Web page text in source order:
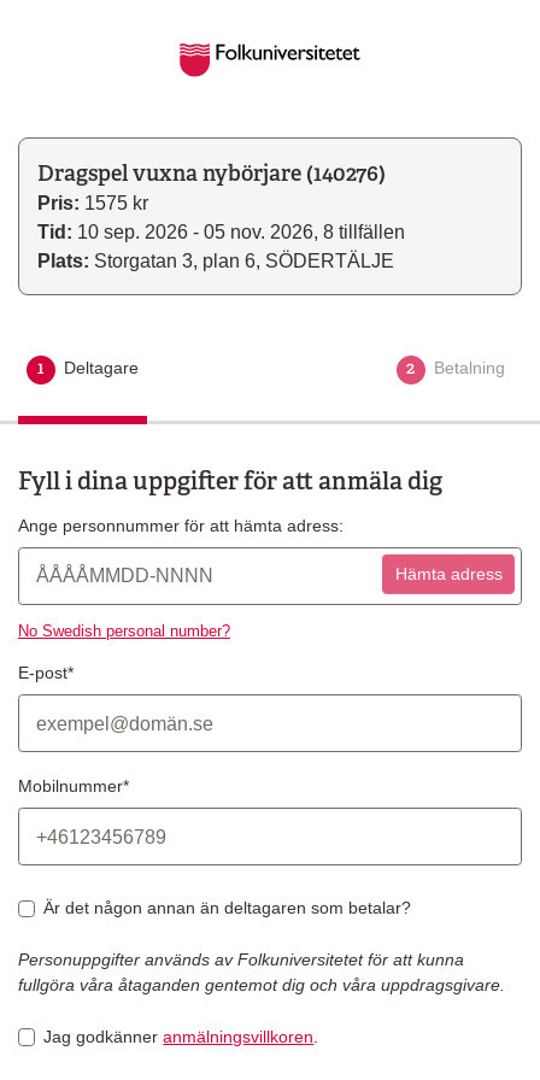
Dragspel vuxna nybörjare (140276)
Pris: 1575 kr
Tid: 10 sep. 2026 - 05 nov. 2026, 8 tillfällen
Plats: Storgatan 3, plan 6, SÖDERTÄLJE
1 Aktuellt steg
Deltagare 2 Betalning
Fyll i dina uppgifter för att anmäla dig
Ange personnummer för att hämta adress:
Hämta adress
No Swedish personal number?
E-post*
Mobilnummer*
Är det någon annan än deltagaren som betalar?
Personuppgifter används av Folkuniversitetet för att kunna
fullgöra våra åtaganden gentemot dig och våra uppdragsgivare.
Jag godkänneranmälningsvillkoren